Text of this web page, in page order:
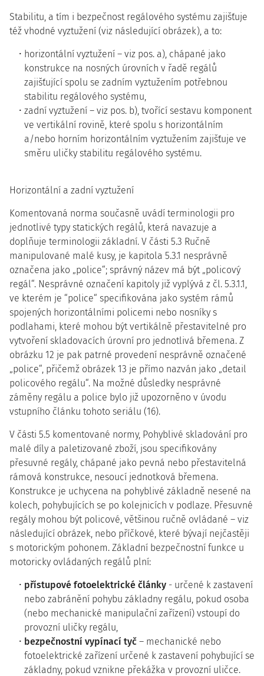
Stabilitu, a tím i bezpečnost regálového systému zajišťuje
též vhodné vyztužení (viz následující obrázek), a to:
horizontální vyztužení – viz pos. a), chápané jako
konstrukce na nosných úrovních v řadě regálů
zajišťující spolu se zadním vyztužením potřebnou
stabilitu regálového systému,
zadní vyztužení – viz pos. b), tvořící sestavu komponent
ve vertikální rovině, které spolu s horizontálním
a/nebo horním horizontálním vyztužením zajišťuje ve
směru uličky stabilitu regálového systému.
Horizontální a zadní vyztužení
Komentovaná norma současně uvádí terminologii pro
jednotlivé typy statických regálů, která navazuje a
doplňuje terminologii základní. V části 5.3 Ručně
manipulované malé kusy, je kapitola 5.3.1 nesprávně
označena jako „police“; správný název má být „policový
regál“. Nesprávné označení kapitoly již vyplývá z čl. 5.3.1.1,
ve kterém je “police“ specifikována jako systém rámů
spojených horizontálními policemi nebo nosníky s
podlahami, které mohou být vertikálně přestavitelné pro
vytvoření skladovacích úrovní pro jednotlivá břemena. Z
obrázku 12 je pak patrné provedení nesprávně označené
„police“, přičemž obrázek 13 je přímo nazván jako „detail
policového regálu“. Na možné důsledky nesprávné
záměny regálu a police bylo již upozorněno v úvodu
vstupního článku tohoto seriálu (16).
V části 5.5 komentované normy, Pohyblivé skladování pro
malé díly a paletizované zboží, jsou specifikovány
přesuvné regály, chápané jako pevná nebo přestavitelná
rámová konstrukce, nesoucí jednotková břemena.
Konstrukce je uchycena na pohyblivé základně nesené na
kolech, pohybujících se po kolejnicích v podlaze. Přesuvné
regály mohou být policové, většinou ručně ovládané – viz
následující obrázek, nebo příčkové, které bývají nejčastěji
s motorickým pohonem. Základní bezpečnostní funkce u
motoricky ovládaných regálů plní:
přístupové fotoelektrické články - určené k zastavení
nebo zabránění pohybu základny regálu, pokud osoba
(nebo mechanické manipulační zařízení) vstoupí do
provozní uličky regálu,
bezpečnostní vypínací tyč – mechanické nebo
fotoelektrické zařízení určené k zastavení pohybující se
základny, pokud vznikne překážka v provozní uličce.